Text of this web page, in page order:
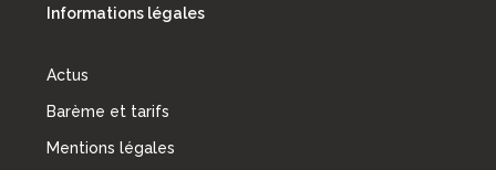
Informations légales
Actus
Barème et tarifs
Mentions légales